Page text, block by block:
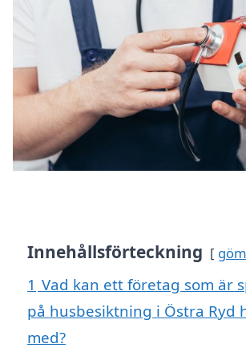
Innehållsförteckning
1 Vad kan ett företag som är
på husbesiktning i Östra Ryd
med?